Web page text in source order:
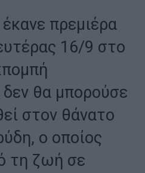
πρεμιέρα
16/9 στο
θα μπορούσε
στον θάνατο
ο οποίος
τη ζωή σε